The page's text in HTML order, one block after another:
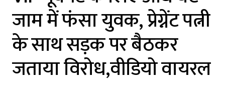
जाम में फंसा युवक, प्रेग्नेंट पत्नी
के साथ सड़क पर बैठकर
जताया विरोध,वीडियो वायरल